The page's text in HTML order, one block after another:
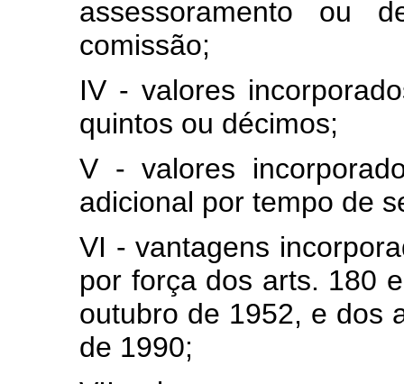
assessoramento ou
comissão;
IV - valores
quintos ou décimos;
V - valores
adicional por tempo de
VI - vantagens
por força dos arts. 180
outubro de 1952, e dos
de 1990;